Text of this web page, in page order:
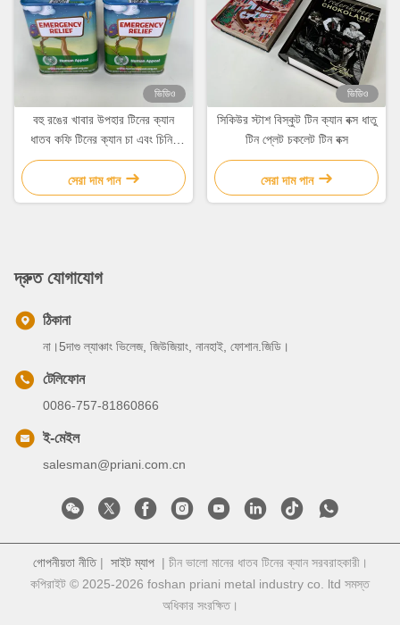
ভিডিও
বহু রঙের খাবার উপহার টিনের ক্যান
ধাতব কফি টিনের ক্যান চা এবং চিনির
ক্যান
সেরা দাম পান
ভিডিও
সিকিউর স্টাশ বিস্কুট টিন ক্যান বক্স ধাতু
টিন প্লেট চকলেট টিন বক্স
সেরা দাম পান
দ্রুত যোগাযোগ
ঠিকানা
না।5দাগু ল্যাঞ্চাং ভিলেজ, জিউজিয়াং, নানহাই, ফোশান.জিডি।
টেলিফোন
0086-757-81860866
ই-মেইল
salesman@priani.com.cn
গোপনীয়তা নীতি| সাইট ম্যাপ| চীন ভালো মানের ধাতব টিনের ক্যান সরবরাহকারী।
কপিরাইট © 2025-2026 foshan priani metal industry co. ltd সমস্ত
অধিকার সংরক্ষিত।